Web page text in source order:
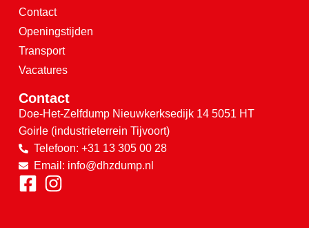
Contact
Openingstijden
Transport
Vacatures
Contact
Doe-Het-Zelfdump Nieuwkerksedijk 14 5051 HT
Goirle (industrieterrein Tijvoort)
Telefoon: +31 13 305 00 28
Email: info@dhzdump.nl